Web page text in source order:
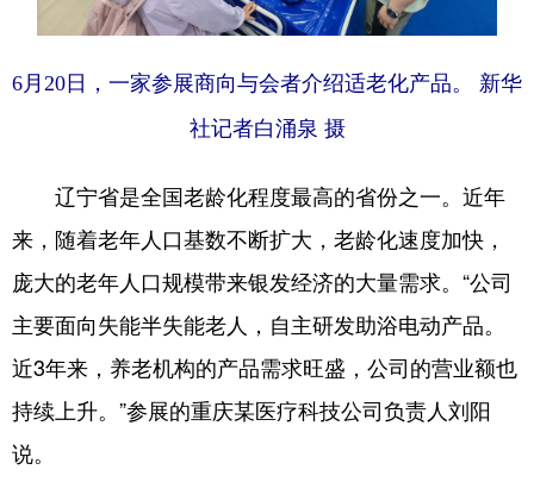
6月20日，一家参展商向与会者介绍适老化产品。 新华
社记者白涌泉 摄
辽宁省是全国老龄化程度最高的省份之一。近年
来，随着老年人口基数不断扩大，老龄化速度加快，
庞大的老年人口规模带来银发经济的大量需求。“公司
主要面向失能半失能老人，自主研发助浴电动产品。
近3年来，养老机构的产品需求旺盛，公司的营业额也
持续上升。”参展的重庆某医疗科技公司负责人刘阳
说。